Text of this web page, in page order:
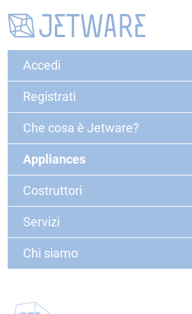
Accedi
Registrati
Che cosa è Jetware?
Appliances
Costruttori
Servizi
Chi siamo